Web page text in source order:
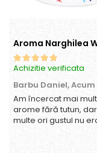
Achizitie verificata
Barbu Daniel,Acum
Am încercat mai
arome fără tutun,
multe ori gustul nu